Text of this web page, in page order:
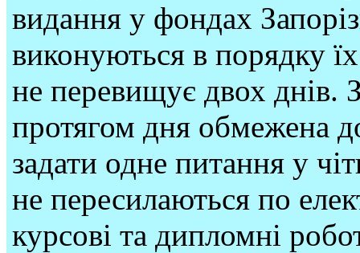
видання у фондах
виконуються в порядку
не перевищує двох днів.
протягом дня обмежена
задати одне питання у
не пересилаються по
курсові та дипломні